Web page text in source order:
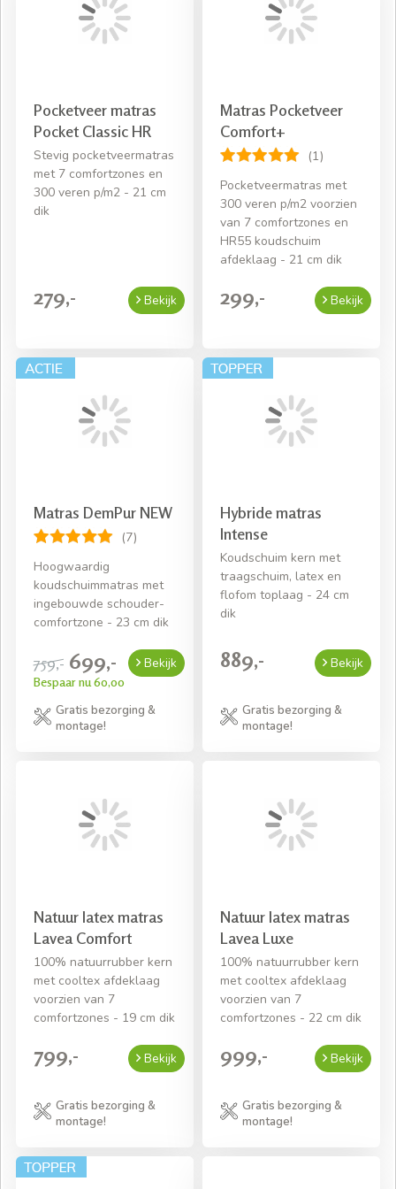
heeft u 2 losse matrassen en last van een spleet
ertussen? Dan kiest u voor een
, deze legt u
Komt u er nog niet helemaal uit? Schroom dan niet om
contact met ons op te nemen. Wij helpen u graag op
weg!
Pocketveer matras
Pocket Classic HR
Stevig pocketveermatras
met 7 comfortzones en
300 veren p/m2 - 21 cm
dik
279,- Bekijk
Matras Pocketveer
Comfort+
(1)
Pocketveermatras met
300 veren p/m2 voorzien
van 7 comfortzones en
HR55 koudschuim
afdeklaag - 21 cm dik
299,- Bekijk
Matras DemPur NEW
(7)
Hoogwaardig
koudschuimmatras met
ingebouwde schouder-
comfortzone - 23 cm dik
759,- 699,-
Bespaar nu 60,00
Bekijk
Gratis bezorging &
montage!
Hybride matras
Intense
Koudschuim kern met
traagschuim, latex en
flofom toplaag - 24 cm
dik
889,- Bekijk
Gratis bezorging &
montage!
Natuur latex matras
Lavea Comfort
100% natuurrubber kern
met cooltex afdeklaag
voorzien van 7
comfortzones - 19 cm dik
799,- Bekijk
Gratis bezorging &
montage!
Natuur latex matras
Lavea Luxe
100% natuurrubber kern
met cooltex afdeklaag
voorzien van 7
comfortzones - 22 cm dik
999,- Bekijk
Gratis bezorging &
montage!